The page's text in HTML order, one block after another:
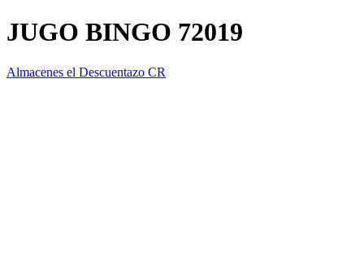
JUGO BINGO 72019
Almacenes el Descuentazo CR